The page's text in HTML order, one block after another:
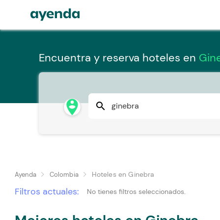
Encuentra y reserva hoteles en
person_pin_circle search
Ayenda Colombia Hoteles en Ginebra
Filtros actuales: No tienes filtros seleccionados.